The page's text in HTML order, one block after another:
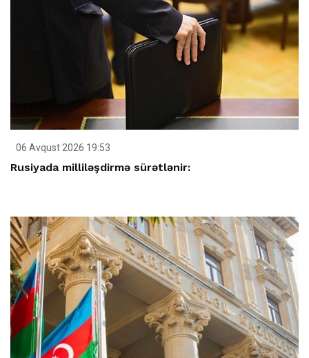
06 Avqust 2026 19:53
Rusiyada milliləşdirmə sürətlənir: